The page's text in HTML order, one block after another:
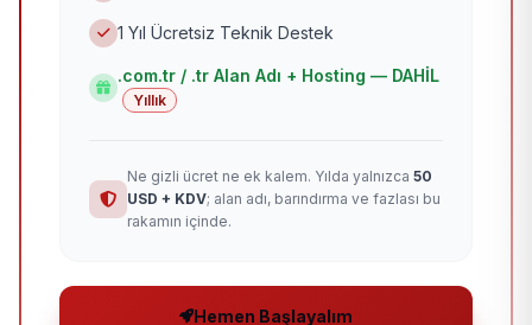
1 Yıl Ücretsiz Teknik Destek
.com.tr / .tr Alan Adı + Hosting — DAHİL
Yıllık
Ne gizli ücret ne ek kalem. Yılda yalnızca 50
USD + KDV; alan adı, barındırma ve fazlası bu
rakamın içinde.
Hemen Başlayalım